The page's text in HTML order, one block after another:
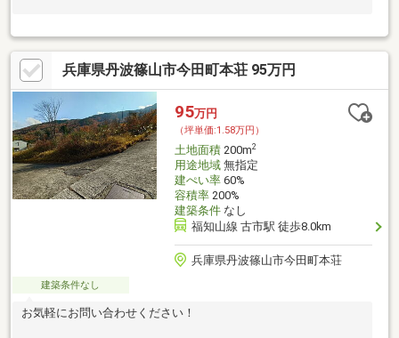
兵庫県丹波篠山市今田町本荘 95万円
95万円
（坪単価:1.58万円）
土地面積200m2
用途地域無指定
建ぺい率60%
容積率200%
建築条件なし
福知山線 古市駅 徒歩8.0km
兵庫県丹波篠山市今田町本荘
建築条件なし
お気軽にお問い合わせください！